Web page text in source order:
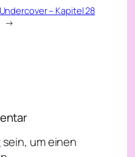
Undercover – Kapitel 28
→
sein, um einen